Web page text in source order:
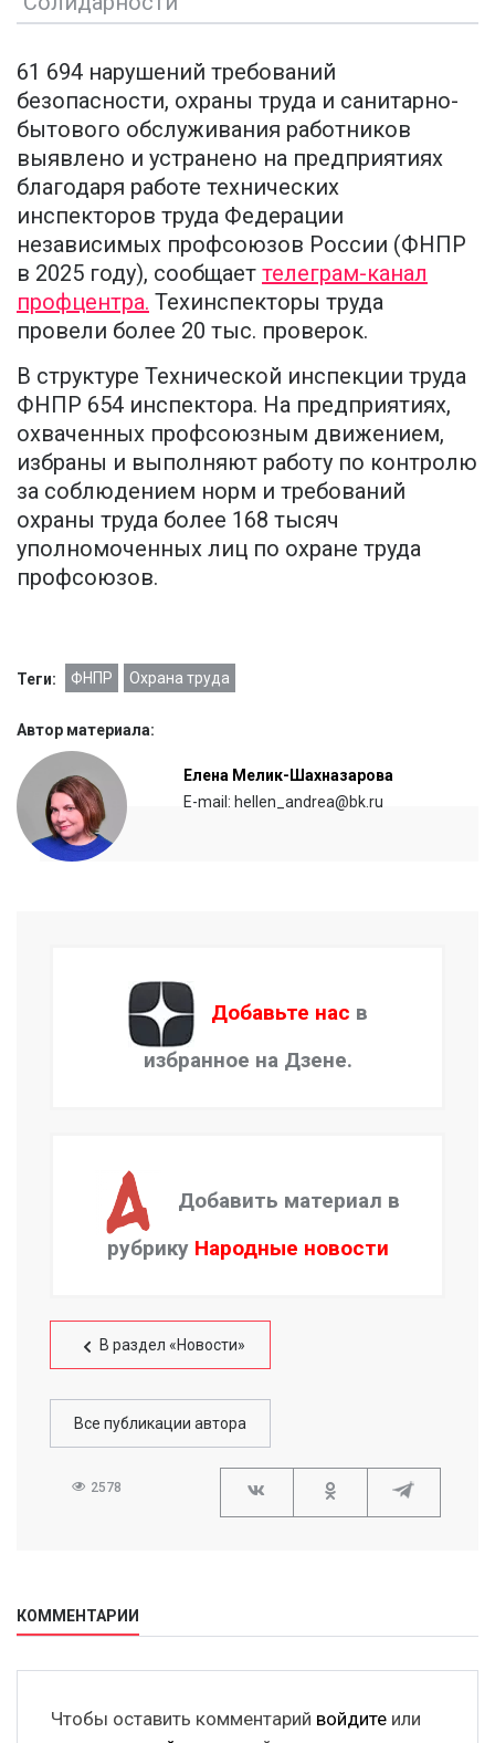
61 694 нарушений требований
безопасности, охраны труда и санитарно-
бытового обслуживания работников
выявлено и устранено на предприятиях
благодаря работе технических
инспекторов труда Федерации
независимых профсоюзов России (ФНПР
в 2025 году), сообщает телеграм-канал
профцентра. Техинспекторы труда
провели более 20 тыс. проверок.
В структуре Технической инспекции труда
ФНПР 654 инспектора. На предприятиях,
охваченных профсоюзным движением,
избраны и выполняют работу по контролю
за соблюдением норм и требований
охраны труда более 168 тысяч
уполномоченных лиц по охране труда
профсоюзов.
Теги: ФНПР Охрана труда
Автор материала:
Елена Мелик-Шахназарова
E-mail: hellen_andrea@bk.ru
Добавьте нас в
избранное на Дзене.
Добавить материал в
рубрику Народные новости
В раздел «Новости»
Все публикации автора
2578
КОММЕНТАРИИ
Чтобы оставить комментарий войдите или